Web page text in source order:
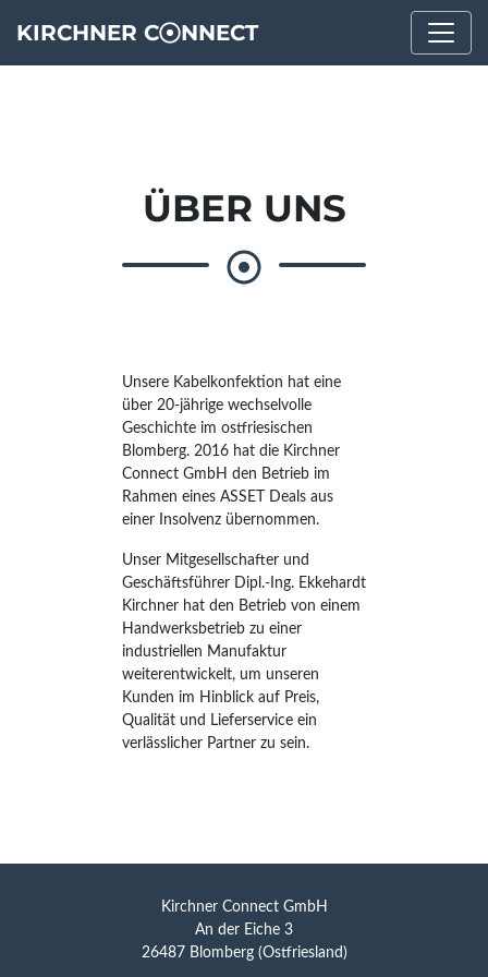
KIRCHNER C NNECT
ÜBER UNS
Unsere Kabelkonfektion hat eine
über 20-jährige wechselvolle
Geschichte im ostfriesischen
Blomberg. 2016 hat die Kirchner
Connect GmbH den Betrieb im
Rahmen eines ASSET Deals aus
einer Insolvenz übernommen.
Unser Mitgesellschafter und
Geschäftsführer Dipl.-Ing. Ekkehardt
Kirchner hat den Betrieb von einem
Handwerksbetrieb zu einer
industriellen Manufaktur
weiterentwickelt, um unseren
Kunden im Hinblick auf Preis,
Qualität und Lieferservice ein
verlässlicher Partner zu sein.
Kirchner Connect GmbH
An der Eiche 3
26487 Blomberg (Ostfriesland)